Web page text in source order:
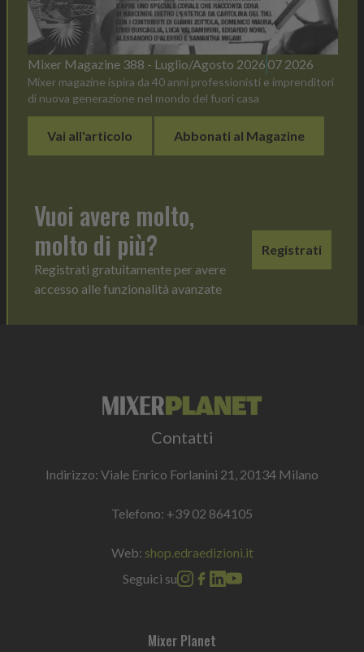
Mixer Magazine 388 - Luglio/Agosto 2026 07 2026
Mixer magazine ispira da 40 anni professionisti e imprenditori
di nuova generazione nel mondo del fuori casa
Vai all'articolo Abbonati al Magazine
Vuoi avere molto,
molto di più?
Registrati gratuitamente per avere
accesso alle funzionalità avanzate
Registrati
Contatti
Indirizzo: Viale Enrico Forlanini 21, 20134 Milano
Telefono: +39 02 864105
Web: shop.edraedizioni.it
Seguici su
Mixer Planet